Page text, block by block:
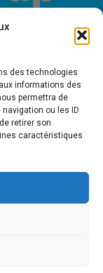
des technologies
informations des
permettra de
ou les ID
retirer son
caractéristiques
!